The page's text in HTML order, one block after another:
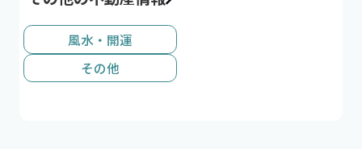
風水・開運
その他